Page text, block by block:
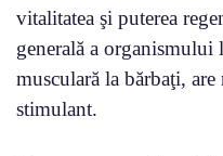
vitalitatea şi puterea
generală a organismului
musculară la bărbaţi,
stimulant.